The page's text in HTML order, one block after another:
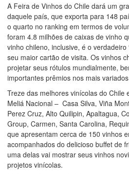
A Feira de Vinhos do Chile dará um
daquele país, que exporta para 148
o quarto no ranking em termos de
foram 4.8 milhões de caixas de vinho
vinho chileno, inclusive, é o verdadeiro
seu maior cartão de visita. Os vinhos
projetar seus rótulos mundialmente,
importantes prêmios nos mais
Treze das melhores vinícolas do Chile
Meliá Nacional – Casa Silva, Viña
Perez Cruz, Alto Quilipin, Apaltagua,
Group, Carmen, Santa Carolina,
que apresentam cerca de 150 vinhos
acompanhados do delicioso buffet de
uma delas vai mostrar seus vinhos
projetos vinícolas.